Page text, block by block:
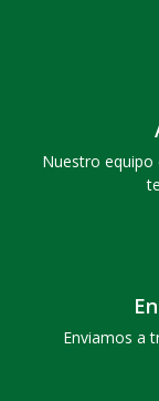
Nuestro equipo
Enviamos a